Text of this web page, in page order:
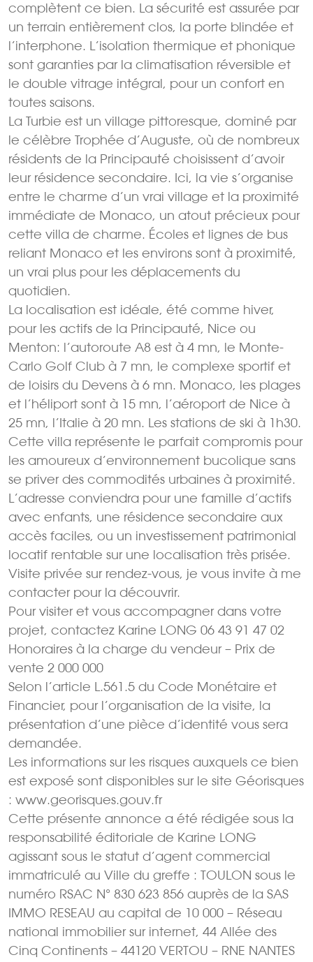
complètent ce bien. La sécurité est assurée par
un terrain entièrement clos, la porte blindée et
l’interphone. L’isolation thermique et phonique
sont garanties par la climatisation réversible et
le double vitrage intégral, pour un confort en
toutes saisons.
La Turbie est un village pittoresque, dominé par
le célèbre Trophée d’Auguste, où de nombreux
résidents de la Principauté choisissent d’avoir
leur résidence secondaire. Ici, la vie s’organise
entre le charme d’un vrai village et la proximité
immédiate de Monaco, un atout précieux pour
cette villa de charme. Écoles et lignes de bus
reliant Monaco et les environs sont à proximité,
un vrai plus pour les déplacements du
quotidien.
La localisation est idéale, été comme hiver,
pour les actifs de la Principauté, Nice ou
Menton: l’autoroute A8 est à 4 mn, le Monte-
Carlo Golf Club à 7 mn, le complexe sportif et
de loisirs du Devens à 6 mn. Monaco, les plages
et l’héliport sont à 15 mn, l’aéroport de Nice à
25 mn, l’Italie à 20 mn. Les stations de ski à 1h30.
Cette villa représente le parfait compromis pour
les amoureux d’environnement bucolique sans
se priver des commodités urbaines à proximité.
L’adresse conviendra pour une famille d’actifs
avec enfants, une résidence secondaire aux
accès faciles, ou un investissement patrimonial
locatif rentable sur une localisation très prisée.
Visite privée sur rendez-vous, je vous invite à me
contacter pour la découvrir.
Pour visiter et vous accompagner dans votre
projet, contactez Karine LONG 06 43 91 47 02
Honoraires à la charge du vendeur – Prix de
vente 2 000 000 
Selon l’article L.561.5 du Code Monétaire et
Financier, pour l’organisation de la visite, la
présentation d’une pièce d’identité vous sera
demandée.
Les informations sur les risques auxquels ce bien
est exposé sont disponibles sur le site Géorisques
: www.georisques.gouv.fr
Cette présente annonce a été rédigée sous la
responsabilité éditoriale de Karine LONG
agissant sous le statut d’agent commercial
immatriculé au Ville du greffe : TOULON sous le
numéro RSAC N° 830 623 856 auprès de la SAS
IMMO RESEAU au capital de 10 000 – Réseau
national immobilier sur internet, 44 Allée des
Cinq Continents – 44120 VERTOU – RNE NANTES